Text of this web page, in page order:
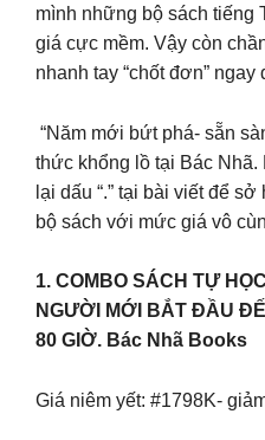
mình những bộ sách tiếng
giá cực mềm. Vậy còn
nhanh tay “chốt đơn” ngay
“Năm mới bứt phá- sẵn
thức khổng lồ tại Bác
lại dấu “.” tại bài viết để
bộ sách với mức giá vô
1. COMBO SÁCH TỰ
NGƯỜI MỚI BẮT ĐẦU
80 GIỜ. Bác Nhã Books
Giá niêm yết: #1798K-